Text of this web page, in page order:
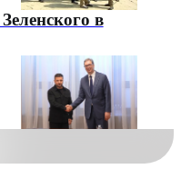
в